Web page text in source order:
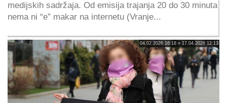
medijskih sadržaja. Od emisija trajanja 20 do 30 minuta
nema ni “e” makar na internetu (Vranje...
04.02.2026 16:18 » 17.04.2026 12:13